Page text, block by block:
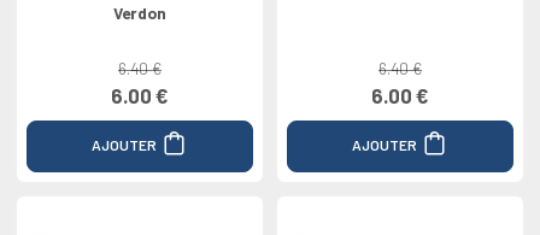
Verdon
6.40 €
6.00 €
AJOUTER
6.40 €
6.00 €
AJOUTER